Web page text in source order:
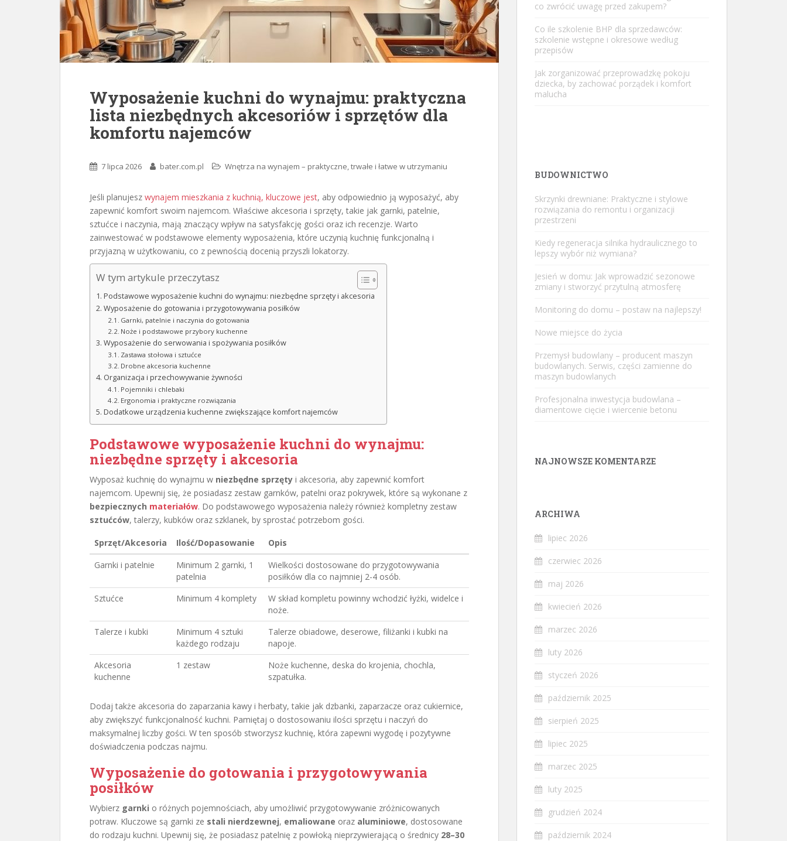
Wyposażenie kuchni do wynajmu: praktyczna
lista niezbędnych akcesoriów i sprzętów dla
komfortu najemców
7 lipca 2026 bater.com.pl Wnętrza na wynajem – praktyczne, trwałe i łatwe w utrzymaniu
Jeśli planujesz wynajem mieszkania z kuchnią, kluczowe jest, aby odpowiednio ją wyposażyć, aby
zapewnić komfort swoim najemcom. Właściwe akcesoria i sprzęty, takie jak garnki, patelnie,
sztućce i naczynia, mają znaczący wpływ na satysfakcję gości oraz ich recenzje. Warto
zainwestować w podstawowe elementy wyposażenia, które uczynią kuchnię funkcjonalną i
przyjazną w użytkowaniu, co z pewnością docenią przyszli lokatorzy.
W tym artykule przeczytasz
Podstawowe wyposażenie kuchni do wynajmu: niezbędne sprzęty i akcesoria
Wyposażenie do gotowania i przygotowywania posiłków
Garnki, patelnie i naczynia do gotowania
Noże i podstawowe przybory kuchenne
Wyposażenie do serwowania i spożywania posiłków
Zastawa stołowa i sztućce
Drobne akcesoria kuchenne
Organizacja i przechowywanie żywności
Pojemniki i chlebaki
Ergonomia i praktyczne rozwiązania
Dodatkowe urządzenia kuchenne zwiększające komfort najemców
Podstawowe wyposażenie kuchni do wynajmu:
niezbędne sprzęty i akcesoria
Wyposaż kuchnię do wynajmu w niezbędne sprzęty i akcesoria, aby zapewnić komfort
najemcom. Upewnij się, że posiadasz zestaw garnków, patelni oraz pokrywek, które są wykonane z
bezpiecznych materiałów. Do podstawowego wyposażenia należy również kompletny zestaw
sztućców, talerzy, kubków oraz szklanek, by sprostać potrzebom gości.
Sprzęt/Akcesoria Ilość/Dopasowanie
Opis
Garnki i patelnie
Minimum 2 garnki, 1
patelnia
Wielkości dostosowane do przygotowywania
posiłków dla co najmniej 2-4 osób.
Sztućce
Minimum 4 komplety
W skład kompletu powinny wchodzić łyżki, widelce i
noże.
Talerze i kubki
Minimum 4 sztuki
każdego rodzaju
Talerze obiadowe, deserowe, filiżanki i kubki na
napoje.
Akcesoria
kuchenne
1 zestaw
Noże kuchenne, deska do krojenia, chochla,
szpatułka.
Dodaj także akcesoria do zaparzania kawy i herbaty, takie jak dzbanki, zaparzacze oraz cukiernice,
aby zwiększyć funkcjonalność kuchni. Pamiętaj o dostosowaniu ilości sprzętu i naczyń do
maksymalnej liczby gości. W ten sposób stworzysz kuchnię, która zapewni wygodę i pozytywne
doświadczenia podczas najmu.
Wyposażenie do gotowania i przygotowywania
posiłków
Wybierz garnki o różnych pojemnościach, aby umożliwić przygotowywanie zróżnicowanych
potraw. Kluczowe są garnki ze stali nierdzewnej, emaliowane oraz aluminiowe, dostosowane
do rodzaju kuchni. Upewnij się, że posiadasz patelnię z powłoką nieprzywierającą o średnicy 28–30
co zwrócić uwagę przed zakupem?
Co ile szkolenie BHP dla sprzedawców:
szkolenie wstępne i okresowe według
przepisów
Jak zorganizować przeprowadzkę pokoju
dziecka, by zachować porządek i komfort
malucha
BUDOWNICTWO
Skrzynki drewniane: Praktyczne i stylowe
rozwiązania do remontu i organizacji
przestrzeni
Kiedy regeneracja silnika hydraulicznego to
lepszy wybór niż wymiana?
Jesień w domu: Jak wprowadzić sezonowe
zmiany i stworzyć przytulną atmosferę
Monitoring do domu – postaw na najlepszy!
Nowe miejsce do życia
Przemysł budowlany – producent maszyn
budowlanych. Serwis, części zamienne do
maszyn budowlanych
Profesjonalna inwestycja budowlana –
diamentowe cięcie i wiercenie betonu
NAJNOWSZE KOMENTARZE
ARCHIWA
lipiec 2026
czerwiec 2026
maj 2026
kwiecień 2026
marzec 2026
luty 2026
styczeń 2026
październik 2025
sierpień 2025
lipiec 2025
marzec 2025
luty 2025
grudzień 2024
październik 2024